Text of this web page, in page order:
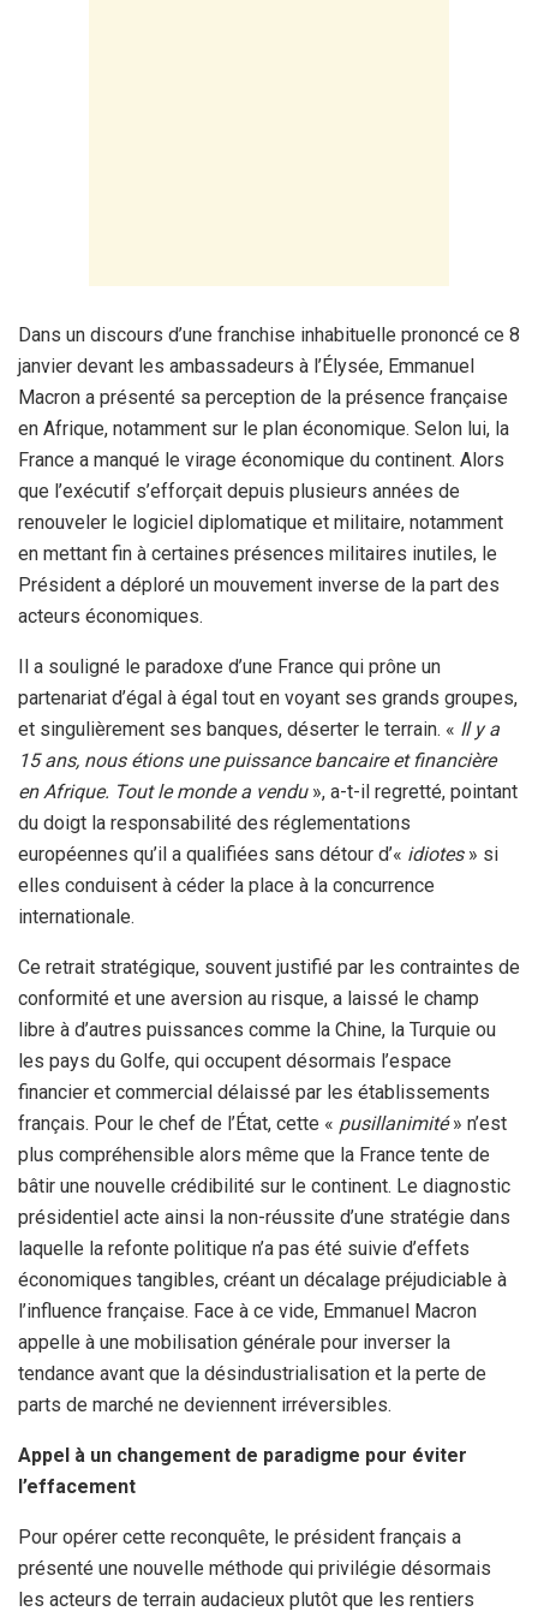
Dans un discours d’une franchise inhabituelle prononcé ce 8
janvier devant les ambassadeurs à l’Élysée, Emmanuel
Macron a présenté sa perception de la présence française
en Afrique, notamment sur le plan économique. Selon lui, la
France a manqué le virage économique du continent. Alors
que l’exécutif s’efforçait depuis plusieurs années de
renouveler le logiciel diplomatique et militaire, notamment
en mettant fin à certaines présences militaires inutiles, le
Président a déploré un mouvement inverse de la part des
acteurs économiques.
Il a souligné le paradoxe d’une France qui prône un
partenariat d’égal à égal tout en voyant ses grands groupes,
et singulièrement ses banques, déserter le terrain. « Il y a
15 ans, nous étions une puissance bancaire et financière
en Afrique. Tout le monde a vendu », a-t-il regretté, pointant
du doigt la responsabilité des réglementations
européennes qu’il a qualifiées sans détour d’« idiotes» si
elles conduisent à céder la place à la concurrence
internationale.
Ce retrait stratégique, souvent justifié par les contraintes de
conformité et une aversion au risque, a laissé le champ
libre à d’autres puissances comme la Chine, la Turquie ou
les pays du Golfe, qui occupent désormais l’espace
financier et commercial délaissé par les établissements
français. Pour le chef de l’État, cette « pusillanimité» n’est
plus compréhensible alors même que la France tente de
bâtir une nouvelle crédibilité sur le continent. Le diagnostic
présidentiel acte ainsi la non-réussite d’une stratégie dans
laquelle la refonte politique n’a pas été suivie d’effets
économiques tangibles, créant un décalage préjudiciable à
l’influence française. Face à ce vide, Emmanuel Macron
appelle à une mobilisation générale pour inverser la
tendance avant que la désindustrialisation et la perte de
parts de marché ne deviennent irréversibles.
Appel à un changement de paradigme pour éviter
l’effacement
Pour opérer cette reconquête, le président français a
présenté une nouvelle méthode qui privilégie désormais
les acteurs de terrain audacieux plutôt que les rentiers